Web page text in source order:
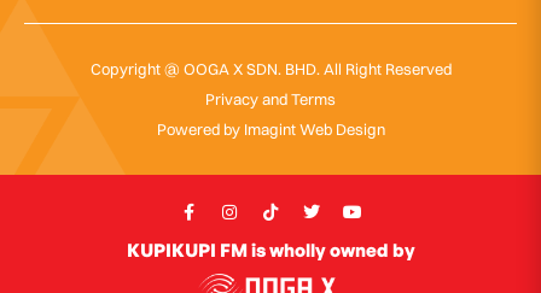
Copyright @ OOGA X SDN. BHD. All Right Reserved
Privacy and Terms
Powered by Imagint Web Design
KUPIKUPI FM is wholly owned by